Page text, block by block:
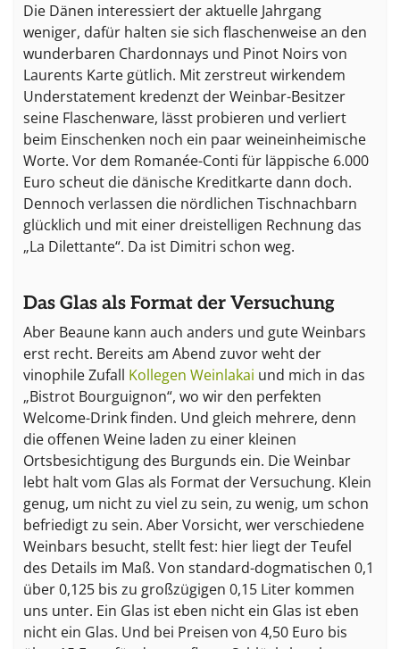
Die Dänen interessiert der aktuelle Jahrgang
weniger, dafür halten sie sich flaschenweise an den
wunderbaren Chardonnays und Pinot Noirs von
Laurents Karte gütlich. Mit zerstreut wirkendem
Understatement kredenzt der Weinbar-Besitzer
seine Flaschenware, lässt probieren und verliert
beim Einschenken noch ein paar weineinheimische
Worte. Vor dem Romanée-Conti für läppische 6.000
Euro scheut die dänische Kreditkarte dann doch.
Dennoch verlassen die nördlichen Tischnachbarn
glücklich und mit einer dreistelligen Rechnung das
„La Dilettante“. Da ist Dimitri schon weg.
Das Glas als Format der Versuchung
Aber Beaune kann auch anders und gute Weinbars
erst recht. Bereits am Abend zuvor weht der
vinophile Zufall Kollegen Weinlakai und mich in das
„Bistrot Bourguignon“, wo wir den perfekten
Welcome-Drink finden. Und gleich mehrere, denn
die offenen Weine laden zu einer kleinen
Ortsbesichtigung des Burgunds ein. Die Weinbar
lebt halt vom Glas als Format der Versuchung. Klein
genug, um nicht zu viel zu sein, zu wenig, um schon
befriedigt zu sein. Aber Vorsicht, wer verschiedene
Weinbars besucht, stellt fest: hier liegt der Teufel
des Details im Maß. Von standard-dogmatischen 0,1
über 0,125 bis zu großzügigen 0,15 Liter kommen
uns unter. Ein Glas ist eben nicht ein Glas ist eben
nicht ein Glas. Und bei Preisen von 4,50 Euro bis